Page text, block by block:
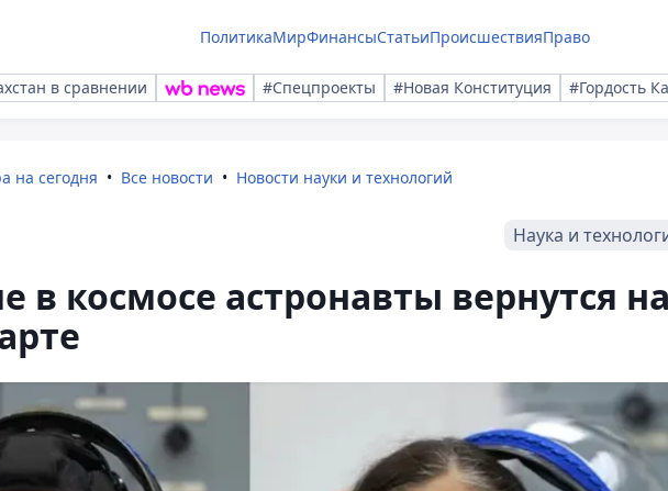
ПолитикаМирФинансыСтатьиПроисшествияПраво
в сравнении #Спецпроекты #Новая Конституция #Гордость
на сегодня Все новости Новости науки и технологий
Наука и
в космосе астронавты вернутся